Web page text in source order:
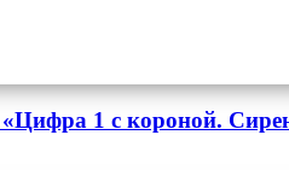
1 с короной.